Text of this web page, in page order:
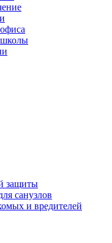
школы
защиты
санузлов
и вредителей